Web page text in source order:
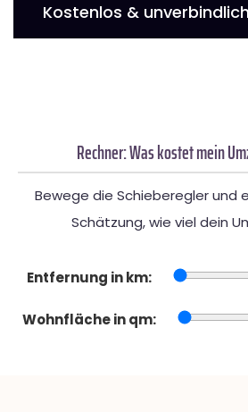
Kostenlos &
Rechner: Was kostet mein
Bewege die Schieberegler und
Schätzung, wie viel dein
Entfernung in km:
Wohnfläche in qm: